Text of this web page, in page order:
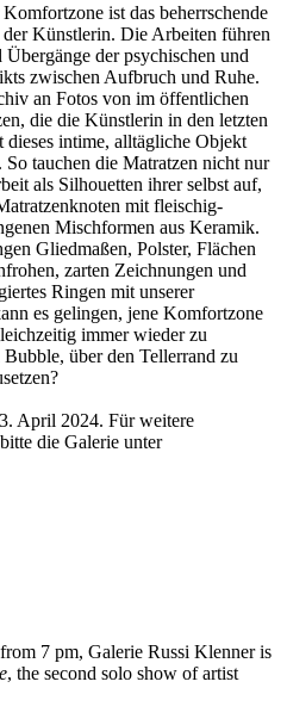
ist das beherrschende
Künstlerin. Die Arbeiten führen
der psychischen und
zwischen Aufbruch und Ruhe.
an Fotos von im öffentlichen
die die Künstlerin in den letzten
dieses intime, alltägliche Objekt
tauchen die Matratzen nicht nur
als Silhouetten ihrer selbst auf,
mit fleischig-
Mischformen aus Keramik.
Gliedmaßen, Polster, Flächen
zarten Zeichnungen und
Ringen mit unserer
es gelingen, jene Komfortzone
immer wieder zu
über den Tellerrand zu
April 2024. Für weitere
die Galerie unter
7 pm, Galerie Russi Klenner is
, the second solo show of artist